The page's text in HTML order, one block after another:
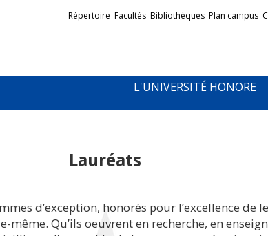
Liens
externes
Répertoire Facultés Bibliothèques Plan campus
L'UNIVERSITÉ HONORE
Lauréats
d’exception, honorés pour l’excellence de
Qu’ils oeuvrent en recherche, en